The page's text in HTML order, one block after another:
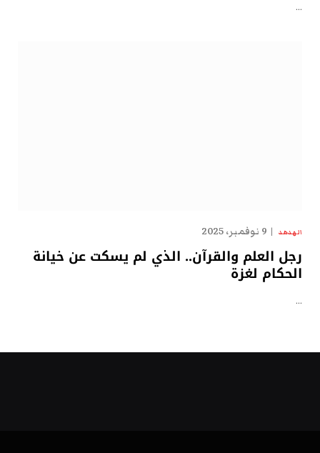
…
الهدهد 9 نوفمبر، 2025
رجل العلم والقرآن.. الذي لم يسكت عن خيانة
الحكام لغزة
…